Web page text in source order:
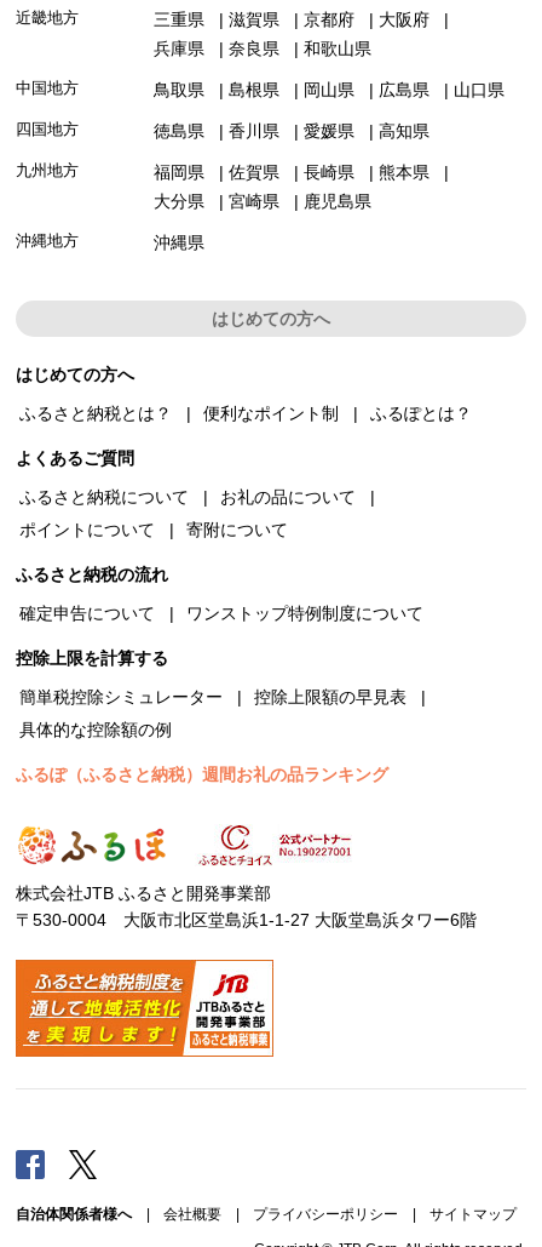
近畿地方 三重県 滋賀県 京都府
大阪府
兵庫県
奈良県 和歌山県
中国地方 鳥取県 島根県 岡山県 広島県 山口県
四国地方 徳島県 香川県 愛媛県 高知県
九州地方 福岡県 佐賀県 長崎県
熊本県
大分県
宮崎県 鹿児島県
沖縄地方 沖縄県
はじめての方へ
はじめての方へ
ふるさと納税とは？
便利なポイント制 ふるぽとは？
よくあるご質問
ふるさと納税について
お礼の品について
ポイントについて
寄附について
ふるさと納税の流れ
確定申告について
ワンストップ特例制度について
控除上限を計算する
簡単税控除シミュレーター
控除上限額の早見表
具体的な控除額の例
ふるぽ（ふるさと納税）週間お礼の品ランキング
株式会社JTB ふるさと開発事業部
〒530-0004 大阪市北区堂島浜1-1-27 大阪堂島浜タワー6階
Facebook
自治体関係者様へ| 会社概要 | プライバシーポリシー | サイトマップ